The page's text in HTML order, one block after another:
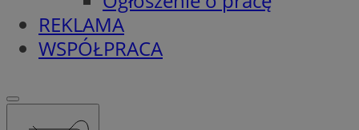
REKLAMA
WSPÓŁPRACA